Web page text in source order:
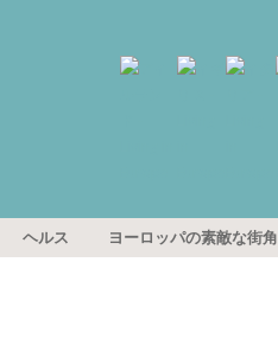
ヘルス ヨーロッパの素敵な街角